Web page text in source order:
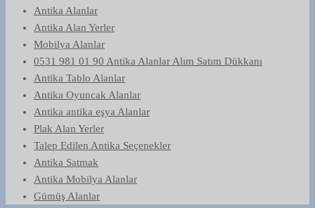
Antika Alanlar
Antika Alan Yerler
Mobilya Alanlar
0531 981 01 90 Antika Alanlar Alım Satım Dükkanı
Antika Tablo Alanlar
Antika Oyuncak Alanlar
Antika antika eşya Alanlar
Plak Alan Yerler
Talep Edilen Antika Seçenekler
Antika Satmak
Antika Mobilya Alanlar
Gümüş Alanlar